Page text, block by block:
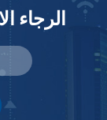
الرجاء